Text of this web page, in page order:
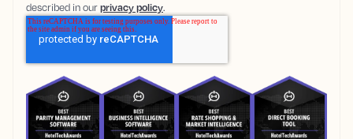
described in ourprivacy policy.